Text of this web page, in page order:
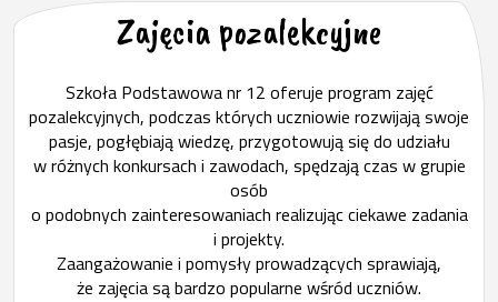
Zajęcia pozalekcyjne
Szkoła Podstawowa nr 12 oferuje program zajęć
pozalekcyjnych, podczas których uczniowie rozwijają swoje
pasje, pogłębiają wiedzę, przygotowują się do udziału
w różnych konkursach i zawodach, spędzają czas w grupie
osób
o podobnych zainteresowaniach realizując ciekawe zadania
i projekty.
Zaangażowanie i pomysły prowadzących sprawiają,
że zajęcia są bardzo popularne wśród uczniów.